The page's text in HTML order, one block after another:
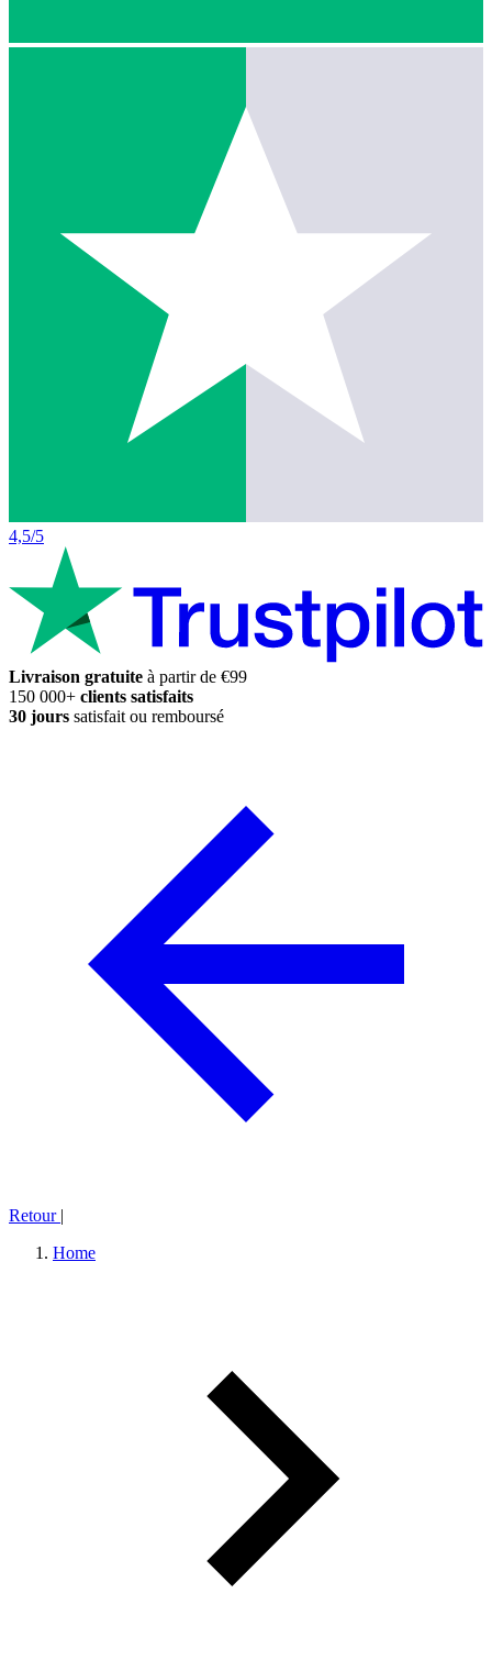
4,5/5
Livraison gratuite à partir de €99
150 000+ clients satisfaits
30 jours satisfait ou remboursé
Retour |
Home